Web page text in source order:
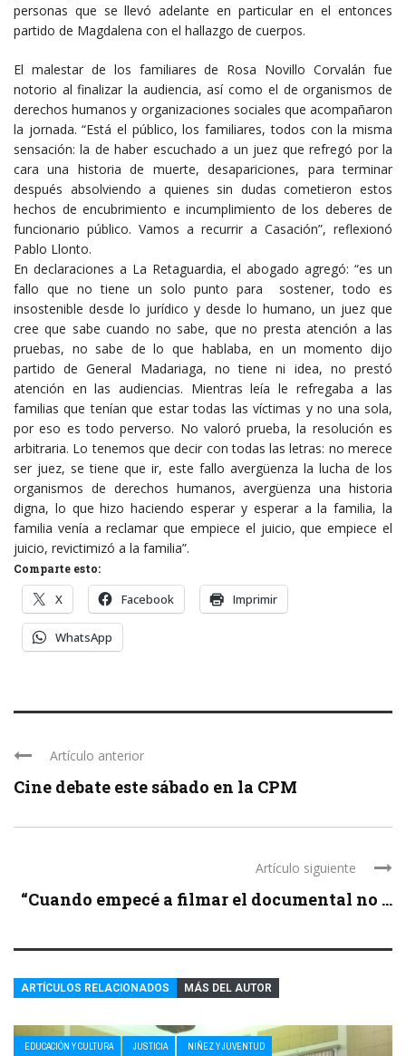
personas que se llevó adelante en particular en el entonces
partido de Magdalena con el hallazgo de cuerpos.
El malestar de los familiares de Rosa Novillo Corvalán fue
notorio al finalizar la audiencia, así como el de organismos de
derechos humanos y organizaciones sociales que acompañaron
la jornada. “Está el público, los familiares, todos con la misma
sensación: la de haber escuchado a un juez que refregó por la
cara una historia de muerte, desapariciones, para terminar
después absolviendo a quienes sin dudas cometieron estos
hechos de encubrimiento e incumplimiento de los deberes de
funcionario público. Vamos a recurrir a Casación”, reflexionó
Pablo Llonto.
En declaraciones a La Retaguardia, el abogado agregó: “es un
fallo que no tiene un solo punto para sostener, todo es
insostenible desde lo jurídico y desde lo humano, un juez que
cree que sabe cuando no sabe, que no presta atención a las
pruebas, no sabe de lo que hablaba, en un momento dijo
partido de General Madariaga, no tiene ni idea, no prestó
atención en las audiencias. Mientras leía le refregaba a las
familias que tenían que estar todas las víctimas y no una sola,
por eso es todo perverso. No valoró prueba, la resolución es
arbitraria. Lo tenemos que decir con todas las letras: no merece
ser juez, se tiene que ir, este fallo avergüenza la lucha de los
organismos de derechos humanos, avergüenza una historia
digna, lo que hizo haciendo esperar y esperar a la familia, la
familia venía a reclamar que empiece el juicio, que empiece el
juicio, revictimizó a la familia”.
Comparte esto:
X Facebook Imprimir
WhatsApp
Artículo anterior
Cine debate este sábado en la CPM
Artículo siguiente
“Cuando empecé a filmar el documental no ...
ARTÍCULOS RELACIONADOS MÁS DEL AUTOR
EDUCACIÓN Y CULTURA JUSTICIA NIÑEZ Y JUVENTUD